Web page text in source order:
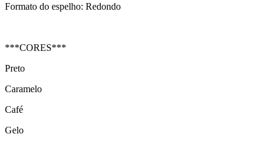
Formato do espelho: Redondo
***CORES***
Preto
Caramelo
Café
Gelo